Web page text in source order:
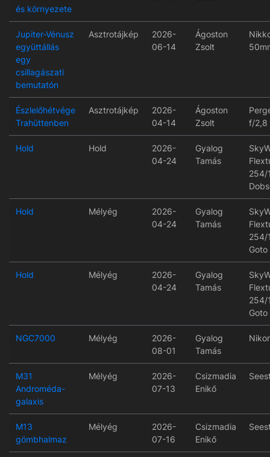
és környezete
Jupiter-Vénusz
együttállás
egy
csillagászati
bemutatón
Asztrotájkép
2026-
06-14
Ágoston
Zsolt
Észlelőhétvége
Trahüttenben
Asztrotájkép
2026-
04-14
Ágoston
Zsolt
f/2,8
Hold Hold
2026-
04-24
Gyalog
Tamás
254/
Hold Mélyég
2026-
04-24
Gyalog
Tamás
254/
Goto
Hold Mélyég
2026-
04-24
Gyalog
Tamás
254/
Goto
NGC7000 Mélyég
2026-
08-01
Gyalog
Tamás
M31
Androméda-
galaxis
Mélyég
2026-
07-13
Csizmadia
Enikő
M13
gömbhalmaz
Mélyég
2026-
07-16
Csizmadia
Enikő